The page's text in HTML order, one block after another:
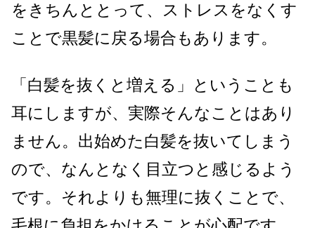
をきちんととって、ストレスをなくす
ことで黒髪に戻る場合もあります。
「白髪を抜くと増える」ということも
耳にしますが、実際そんなことはあり
ません。出始めた白髪を抜いてしまう
ので、なんとなく目立つと感じるよう
です。それよりも無理に抜くことで、